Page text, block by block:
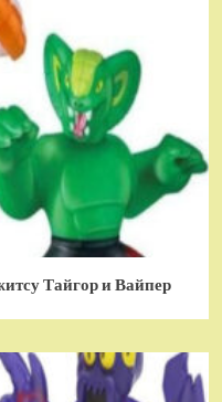
Тайгор и Вайпер